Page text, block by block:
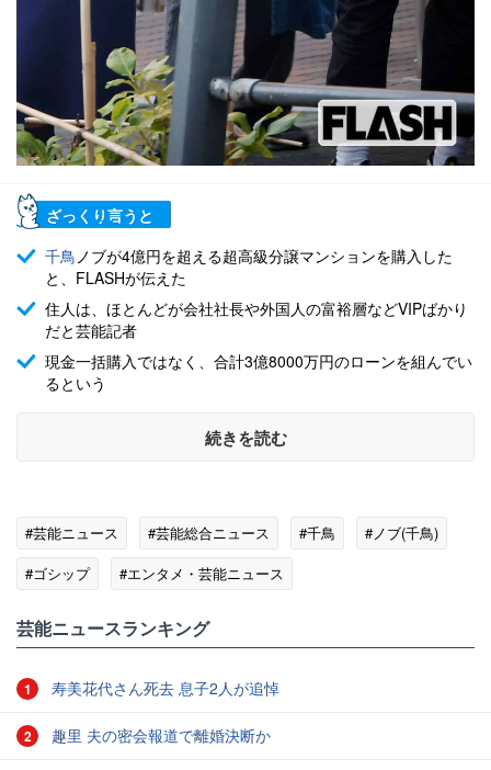
ざっくり言うと
千鳥 ノブが4億円を超える超高級分譲マンションを購入した
と、FLASHが伝えた
住人は、ほとんどが会社社長や外国人の富裕層などVIPばかり
だと芸能記者
現金一括購入ではなく、合計3億8000万円のローンを組んでい
るという
続きを読む
#芸能ニュース #芸能総合ニュース #千鳥
#ノブ(千鳥)
#ゴシップ
#エンタメ・芸能ニュース
芸能ニュースランキング
1 寿美花代さん死去 息子2人が追悼
2 趣里 夫の密会報道で離婚決断か